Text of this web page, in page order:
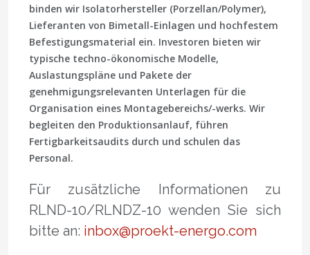
binden wir Isolatorhersteller (Porzellan/Polymer),
Lieferanten von Bimetall-Einlagen und hochfestem
Befestigungsmaterial ein. Investoren bieten wir
typische techno-ökonomische Modelle,
Auslastungspläne und Pakete der
genehmigungsrelevanten Unterlagen für die
Organisation eines Montagebereichs/-werks. Wir
begleiten den Produktionsanlauf, führen
Fertigbarkeitsaudits durch und schulen das
Personal.
Für zusätzliche Informationen zu
RLND-10/RLNDZ-10 wenden Sie sich
bitte an: inbox@proekt-energo.com